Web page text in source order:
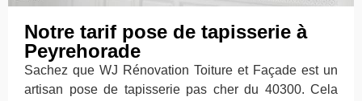
Notre tarif pose de tapisserie à
Peyrehorade
Sachez que WJ Rénovation Toiture et Façade est un
artisan pose de tapisserie pas cher du 40300. Cela